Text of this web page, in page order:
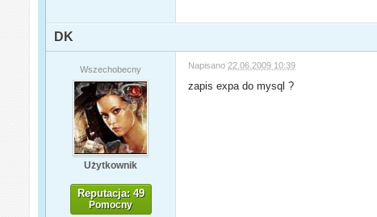
DK
Wszechobecny
Użytkownik
Reputacja: 49
Pomocny
Napisano 22.06.2009 10:39
zapis expa do mysql ?